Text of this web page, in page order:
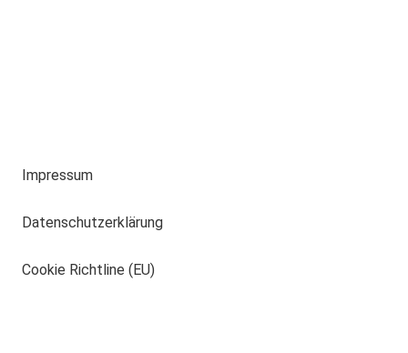
Impressum
Datenschutzerklärung
Cookie Richtline (EU)